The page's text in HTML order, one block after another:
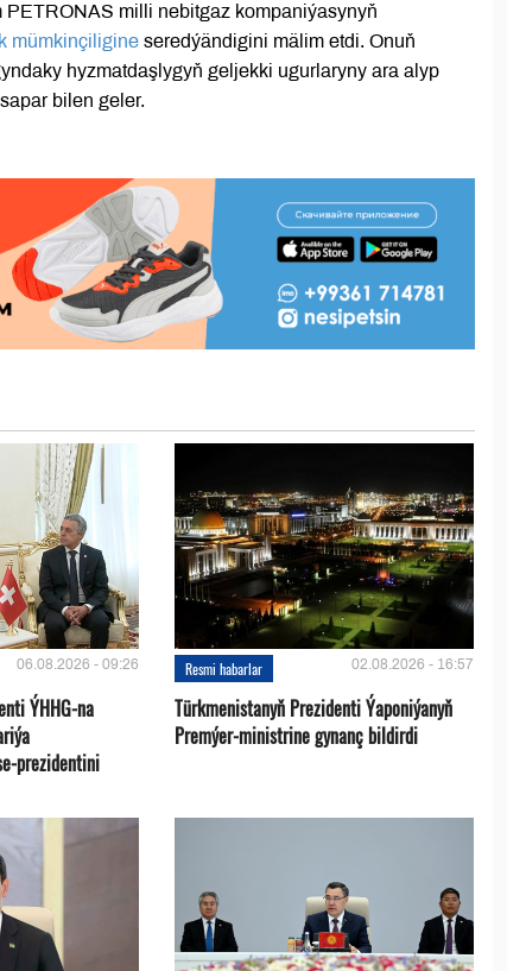
milli nebitgaz kompaniýasynyň
mümkinçiligine seredýändigini mälim etdi. Onuň
hyzmatdaşlygyň geljekki ugurlaryny ara alyp
bilen geler.
06.08.2026 - 09:26
ÝHHG-na
prezidentini
Resmi habarlar 02.08.2026 - 16:57
Türkmenistanyň Prezidenti Ýaponiýanyň
Premýer-ministrine gynanç bildirdi